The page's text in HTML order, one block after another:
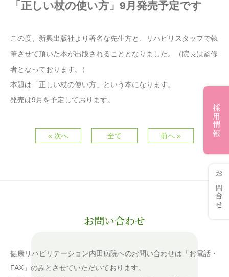
採用情報
お問合せ
「正しい杖の使い方」9月発売予定です
この度、新興出版社より著名な先生方と、リハビリスタッフで執
筆させて頂いた本が出版されることとなりました。（院長は監修
者となっております。）
本題は「正しい杖の使い方」という本になります。
発売は9月を予定しております。
« 次へ 全て 前へ »
お問い合わせ
健康リハビリテーション内田病院へのお問い合わせは「お電話・
FAX」のみとさせていただいております。